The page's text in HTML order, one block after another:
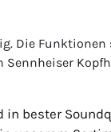
Die Funktionen
bester